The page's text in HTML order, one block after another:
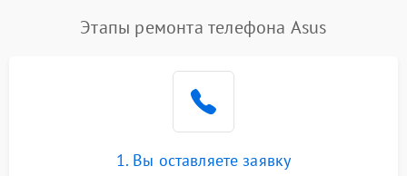
Этапы ремонта телефона Asus
1. Вы оставляете заявку